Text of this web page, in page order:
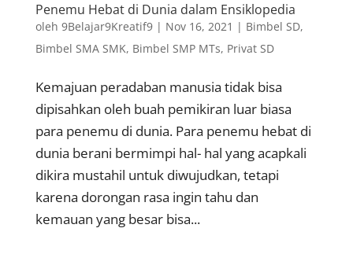
Penemu Hebat di Dunia dalam Ensiklopedia
oleh 9Belajar9Kreatif9| Nov 16, 2021 | Bimbel SD,
Bimbel SMA SMK, Bimbel SMP MTs, Privat SD
Kemajuan peradaban manusia tidak bisa
dipisahkan oleh buah pemikiran luar biasa
para penemu di dunia. Para penemu hebat di
dunia berani bermimpi hal- hal yang acapkali
dikira mustahil untuk diwujudkan, tetapi
karena dorongan rasa ingin tahu dan
kemauan yang besar bisa...